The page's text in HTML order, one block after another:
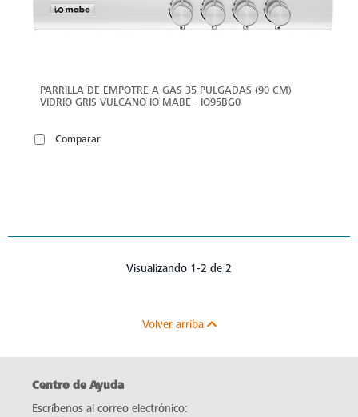
PARRILLA DE EMPOTRE A GAS 35 PULGADAS (90 CM)
VIDRIO GRIS VULCANO IO MABE - IO95BG0
Comparar
Visualizando 1-2 de 2
Volver arriba
Centro de Ayuda
Escríbenos al correo electrónico: